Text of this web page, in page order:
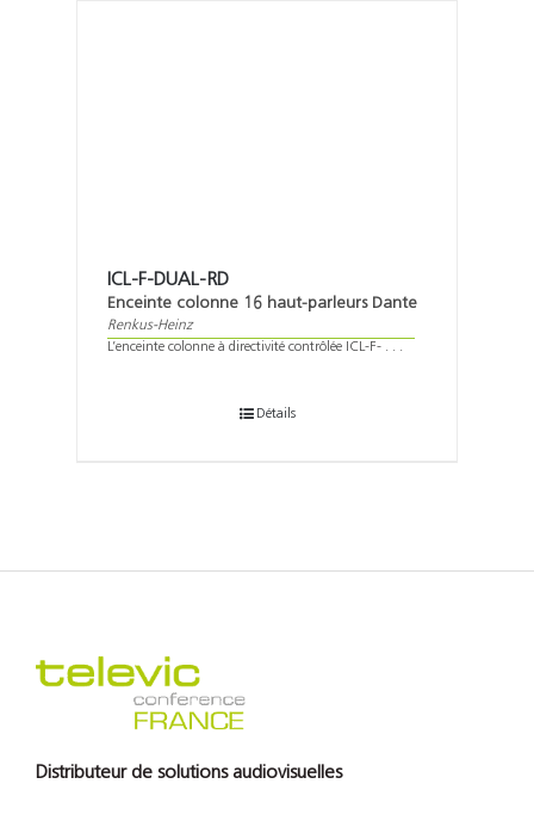
ICL-F-DUAL-RD
Enceinte colonne 16 haut-parleurs Dante
Renkus-Heinz
L’enceinte colonne à directivité contrôlée ICL-F- . . .
Détails
Distributeur de solutions audiovisuelles